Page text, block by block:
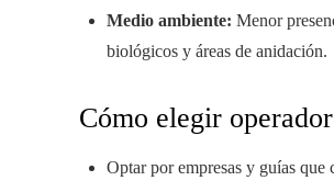
Medio ambiente: Menor
biológicos y áreas de anidación.
Cómo elegir
Optar por empresas y guías